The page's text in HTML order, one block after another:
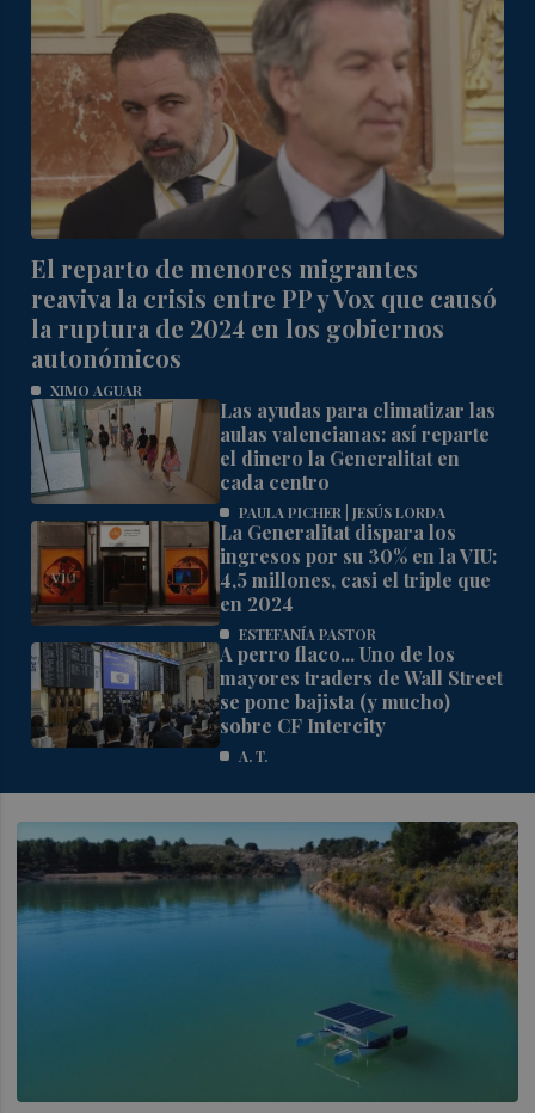
El reparto de menores migrantes
reaviva la crisis entre PP y Vox que causó
la ruptura de 2024 en los gobiernos
autonómicos
XIMO AGUAR
Las ayudas para climatizar las
aulas valencianas: así reparte
el dinero la Generalitat en
cada centro
PAULA PICHER | JESÚS LORDA
La Generalitat dispara los
ingresos por su 30% en la VIU:
4,5 millones, casi el triple que
en 2024
ESTEFANÍA PASTOR
A perro flaco... Uno de los
mayores traders de Wall Street
se pone bajista (y mucho)
sobre CF Intercity
A. T.